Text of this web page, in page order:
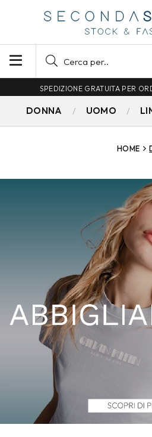
SPEDIZIONE GRATUITA PER
DONNA UOMO
HOME